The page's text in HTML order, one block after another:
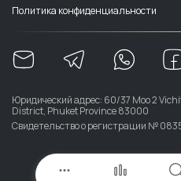
Политика конфиденциальности
Юридический адрес: 60/37 Moo 2
District, Phuket Province 83000
Свидетельство о регистрации №